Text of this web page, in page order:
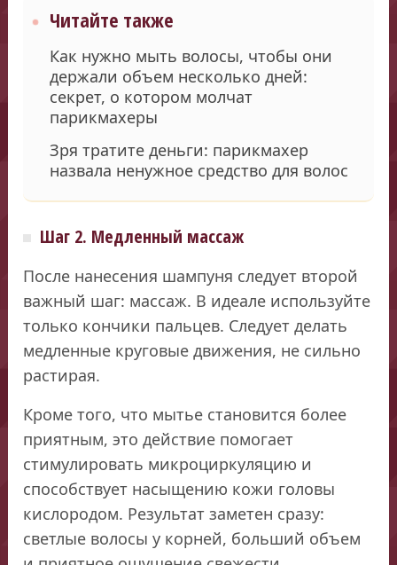
Читайте также
Как нужно мыть волосы, чтобы они
держали объем несколько дней:
секрет, о котором молчат
парикмахеры
Зря тратите деньги: парикмахер
назвала ненужное средство для волос
Шаг 2. Медленный массаж
После нанесения шампуня следует второй
важный шаг: массаж. В идеале используйте
только кончики пальцев. Следует делать
медленные круговые движения, не сильно
растирая.
Кроме того, что мытье становится более
приятным, это действие помогает
стимулировать микроциркуляцию и
способствует насыщению кожи головы
кислородом. Результат заметен сразу:
светлые волосы у корней, больший объем